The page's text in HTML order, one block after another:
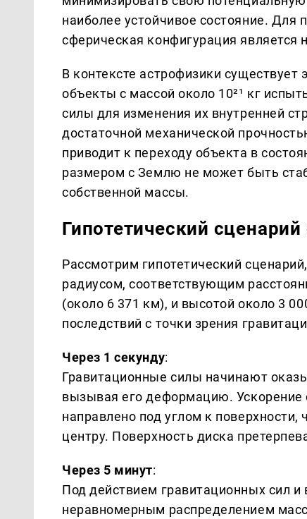
наиболее устойчивое состояние. Для
сферическая конфигурация является
В контексте астрофизики
объекты с массой около 10²¹ кг
силы для изменения их внутренней
достаточной механической
приводит к переходу объекта в
размером с Землю не может быть
собственной массы.
Гипотетический
Рассмотрим гипотетический
радиусом, соответствующим
(около 6 371 км), и высотой около 3
последствий с точки зрения
Через 1 секунду:
Гравитационные силы начинают
вызывая его деформацию. Ускорение
направлено под углом к
центру. Поверхность диска
Через 5 минут:
Под действием гравитационных сил
неравномерным распределением